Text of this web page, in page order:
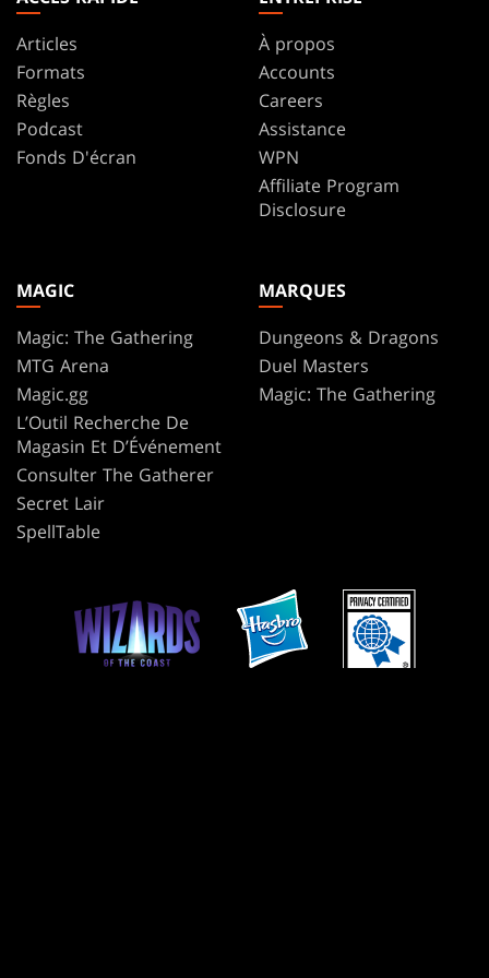
Articles
Formats
Règles
Podcast
Fonds D'écran
À propos
Accounts
Careers
Assistance
WPN
Affiliate Program
Disclosure
MAGIC
Magic: The Gathering
MTG Arena
Magic.gg
L’Outil Recherche De
Magasin Et D’Événement
Consulter The Gatherer
Secret Lair
SpellTable
MARQUES
Dungeons & Dragons
Duel Masters
Magic: The Gathering